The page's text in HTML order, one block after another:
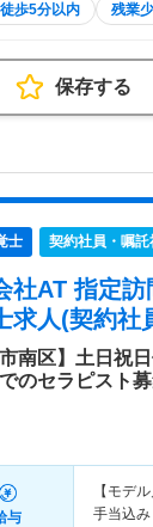
歩5分以内 残業
保存する
士 契約社員・嘱託
社AT 指定
求人(契約社
市南区】土日祝
のセラピスト募
与
【モデル
手当込み